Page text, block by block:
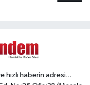
hızlı haberin adresi...